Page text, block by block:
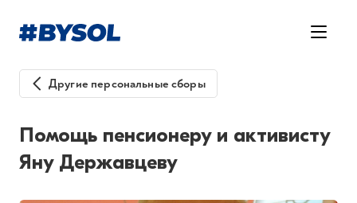
Другие персональные сборы
Помощь пенсионеру и активисту
Яну Державцеву